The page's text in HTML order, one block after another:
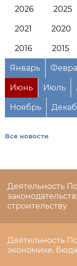
2026 2025
2021 2020
2016 2015
Январь
Июнь Июль
Ноябрь
Все новости
Деятельность
строительству
Деятельность
экономике,